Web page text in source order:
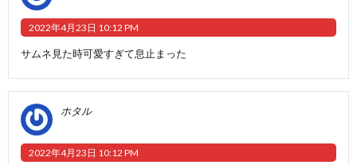
2022年4月23日 10:12 PM
サムネ見た時可愛すぎて息止まった
ホタル
2022年4月23日 10:12 PM